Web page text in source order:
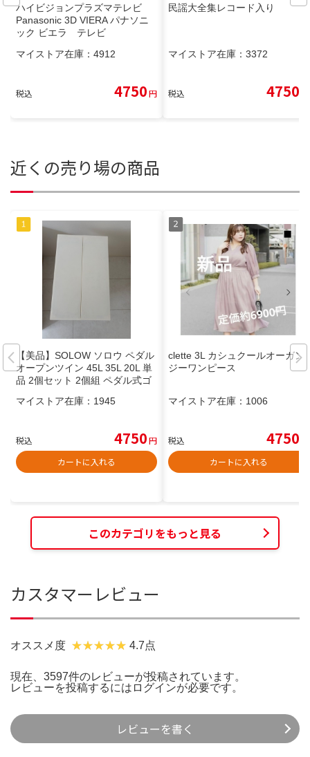
ハイビジョンプラズマテレビ
Panasonic 3D VIERA パナソニ
ック ビエラ テレビ
マイストア在庫： 4912
税込 4750円
民謡大全集レコード入り
マイストア在庫： 3372
税込 4750
近くの売り場の商品
【美品】SOLOW ソロウ ペダル
オープンツイン 45L 35L 20L 単
品 2個セット 2個組 ペダル式ゴ
とめ
マイストア在庫： 1945
税込 4750円
カートに入れる
clette 3L カシュクールオーガン
ジーワンピース
マイストア在庫： 1006
税込 4750
カートに入れる
このカテゴリをもっと見る
カスタマーレビュー
オススメ度 4.7点
現在、3597件のレビューが投稿されています。
レビューを投稿するには ログインが必要です。
レビューを書く